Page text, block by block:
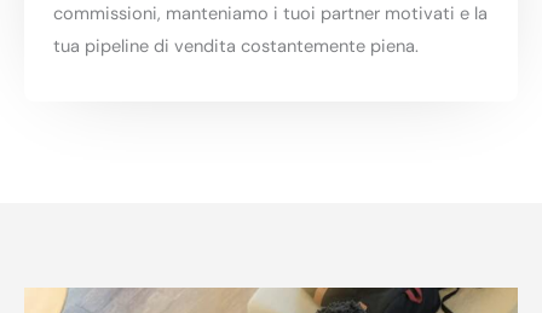
commissioni, manteniamo i tuoi partner motivati e la
tua pipeline di vendita costantemente piena.